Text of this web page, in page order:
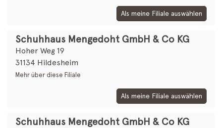
Als meine Filiale auswählen
Schuhhaus Mengedoht GmbH & Co KG
Hoher Weg 19
31134 Hildesheim
Mehr über diese Filiale
Als meine Filiale auswählen
Schuhhaus Mengedoht GmbH & Co KG